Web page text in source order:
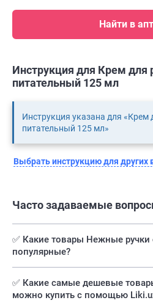
Найти в
Инструкция для Крем
питательный 125 мл
Инструкция указана для
питательный 125 мл»
Выбрать инструкцию для
Часто задаваемые
✅ Какие товары Нежные
популярные?
✅️ Какие самые дешевые
можно купить с помощью